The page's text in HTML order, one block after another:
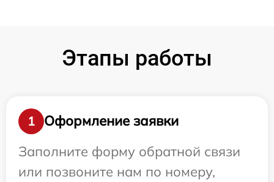
Этапы работы
1
Оформление заявки
Заполните форму обратной связи
или позвоните нам по номеру,